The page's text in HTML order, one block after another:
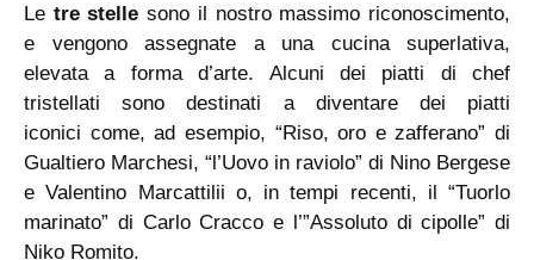
Le tre stellesono il nostro massimo riconoscimento,
e vengono assegnate a una cucina superlativa,
elevata a forma d’arte. Alcuni dei piatti di chef
tristellati sono destinati a diventare dei piatti
iconici come, ad esempio, “Riso, oro e zafferano” di
Gualtiero Marchesi, “l’Uovo in raviolo” di Nino Bergese
e Valentino Marcattilii o, in tempi recenti, il “Tuorlo
marinato” di Carlo Cracco e l’”Assoluto di cipolle” di
Niko Romito.